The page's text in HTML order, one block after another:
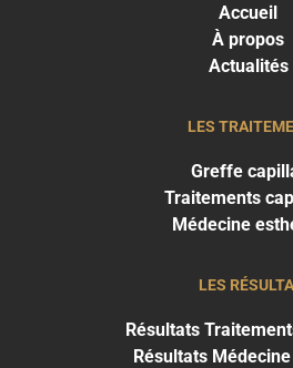
Accueil
À propos
Actualités
LES
Greffe
Traitements
Médecine
LES
Résultats
Résultats